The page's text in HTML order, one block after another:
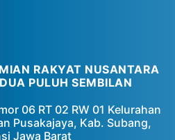
RAKYAT NUSANTARA
PULUH SEMBILAN
06 RT 02 RW 01 Kelurahan
Pusakajaya, Kab. Subang,
Jawa Barat